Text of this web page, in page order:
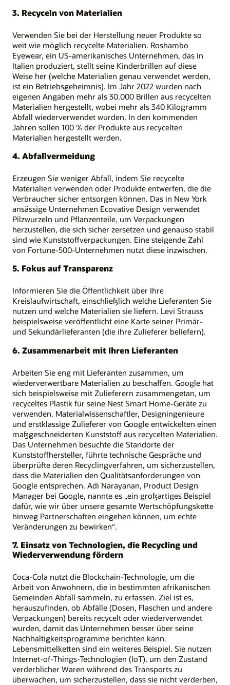
3. Recyceln von Materialien
Verwenden Sie bei der Herstellung neuer Produkte so
weit wie möglich recycelte Materialien. Roshambo
Eyewear, ein US-amerikanisches Unternehmen, das in
Italien produziert, stellt seine Kinderbrillen auf diese
Weise her (welche Materialien genau verwendet werden,
ist ein Betriebsgeheimnis). Im Jahr 2022 wurden nach
eigenen Angaben mehr als 30.000 Brillen aus recycelten
Materialien hergestellt, wobei mehr als 340 Kilogramm
Abfall wiederverwendet wurden. In den kommenden
Jahren sollen 100 % der Produkte aus recycelten
Materialien hergestellt werden.
4. Abfallvermeidung
Erzeugen Sie weniger Abfall, indem Sie recycelte
Materialien verwenden oder Produkte entwerfen, die die
Verbraucher sicher entsorgen können. Das in New York
ansässige Unternehmen Ecovative Design verwendet
Pilzwurzeln und Pflanzenteile, um Verpackungen
herzustellen, die sich sicher zersetzen und genauso stabil
sind wie Kunststoffverpackungen. Eine steigende Zahl
von Fortune-500-Unternehmen nutzt diese inzwischen.
5. Fokus auf Transparenz
Informieren Sie die Öffentlichkeit über Ihre
Kreislaufwirtschaft, einschließlich welche Lieferanten Sie
nutzen und welche Materialien sie liefern. Levi Strauss
beispielsweise veröffentlicht eine Karte seiner Primär-
und Sekundärlieferanten (die ihre Zulieferer beliefern).
6. Zusammenarbeit mit Ihren Lieferanten
Arbeiten Sie eng mit Lieferanten zusammen, um
wiederverwertbare Materialien zu beschaffen. Google hat
sich beispielsweise mit Zulieferern zusammengetan, um
recyceltes Plastik für seine Nest Smart Home-Geräte zu
verwenden. Materialwissenschaftler, Designingenieure
und erstklassige Zulieferer von Google entwickelten einen
maßgeschneiderten Kunststoff aus recycelten Materialien.
Das Unternehmen besuchte die Standorte der
Kunststoffhersteller, führte technische Gespräche und
überprüfte deren Recyclingverfahren, um sicherzustellen,
dass die Materialien den Qualitätsanforderungen von
Google entsprechen. Adi Narayanan, Product Design
Manager bei Google, nannte es „ein großartiges Beispiel
dafür, wie wir über unsere gesamte Wertschöpfungskette
hinweg Partnerschaften eingehen können, um echte
Veränderungen zu bewirken“.
7. Einsatz von Technologien, die Recycling und
Wiederverwendung fördern
Coca-Cola nutzt die Blockchain-Technologie, um die
Arbeit von Anwohnern, die in bestimmten afrikanischen
Gemeinden Abfall sammeln, zu erfassen. Ziel ist es,
herauszufinden, ob Abfälle (Dosen, Flaschen und andere
Verpackungen) bereits recycelt oder wiederverwendet
wurden, damit das Unternehmen besser über seine
Nachhaltigkeitsprogramme berichten kann.
Lebensmittelketten sind ein weiteres Beispiel. Sie nutzen
Internet-of-Things-Technologien (IoT), um den Zustand
verderblicher Waren während des Transports zu
überwachen, um sicherzustellen, dass sie nicht verderben,